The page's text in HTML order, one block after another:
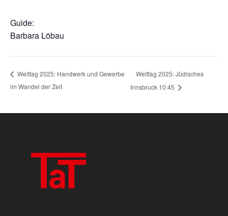
Guide:
Barbara Löbau
Welttag 2025: Handwerk und Gewerbe
im Wandel der Zeit
Welttag 2025: Jüdisches
Innsbruck 10:45